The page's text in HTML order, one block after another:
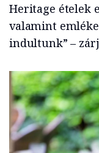
Heritage ételek
valamint
indultunk” –